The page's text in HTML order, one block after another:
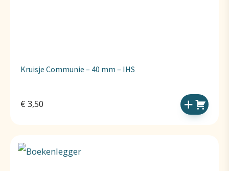
Kruisje Communie – 40 mm – IHS
€ 3,50